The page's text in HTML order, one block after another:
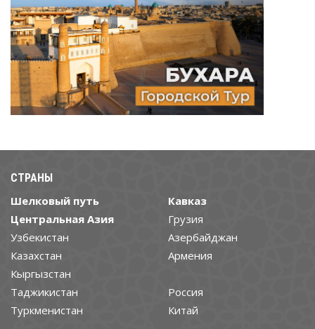
СТРАНЫ
Шелковый путь
Центральная Азия
Узбекистан
Казахстан
Кыргызстан
Таджикистан
Туркменистан
Кавказ
Грузия
Азербайджан
Армения
Россия
Китай